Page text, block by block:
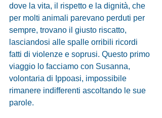
dove la vita, il rispetto e la dignità, che
per molti animali parevano perduti per
sempre, trovano il giusto riscatto,
lasciandosi alle spalle orribili ricordi
fatti di violenze e soprusi. Questo primo
viaggio lo facciamo con Susanna,
volontaria di Ippoasi, impossibile
rimanere indifferenti ascoltando le sue
parole.